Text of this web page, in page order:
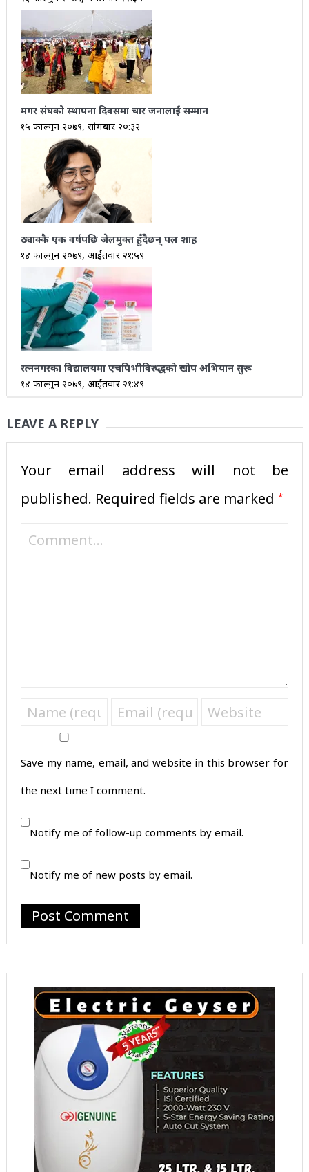
मगर संघको स्थापना दिवसमा चार जनालाई सम्मान
१५ फाल्गुन २०७९, सोमबार २०:३२
ठ्याक्कै एक वर्षपछि जेलमुक्त हुँदैछन् पल शाह
१४ फाल्गुन २०७९, आईतवार २१:५९
रत्ननगरका विद्यालयमा एचपिभीविरुद्धको खोप अभियान सुरू
१४ फाल्गुन २०७९, आईतवार २१:४९
LEAVE A REPLY
Your email address will not be
published. Required fields are marked *
Save my name, email, and website in this browser for
the next time I comment.
Notify me of follow-up comments by email.
Notify me of new posts by email.